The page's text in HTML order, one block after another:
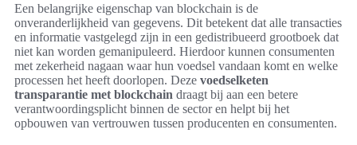
Een belangrijke eigenschap van blockchain is de
onveranderlijkheid van gegevens. Dit betekent dat alle transacties
en informatie vastgelegd zijn in een gedistribueerd grootboek dat
niet kan worden gemanipuleerd. Hierdoor kunnen consumenten
met zekerheid nagaan waar hun voedsel vandaan komt en welke
processen het heeft doorlopen. Deze voedselketen
transparantie met blockchain draagt bij aan een betere
verantwoordingsplicht binnen de sector en helpt bij het
opbouwen van vertrouwen tussen producenten en consumenten.